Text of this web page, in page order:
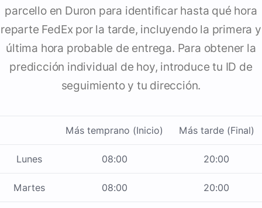
parcello en Duron para identificar hasta qué hora
reparte FedEx por la tarde, incluyendo la primera y
última hora probable de entrega. Para obtener la
predicción individual de hoy, introduce tu ID de
seguimiento y tu dirección.
Más temprano (Inicio) Más tarde (Final)
Lunes 08:00 20:00
Martes 08:00 20:00